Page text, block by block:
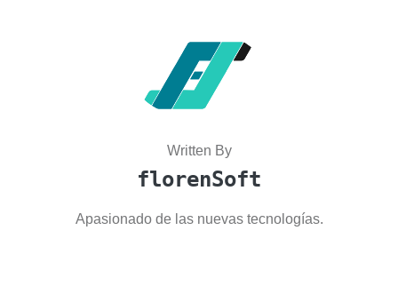
Written By
florenSoft
Apasionado de las nuevas tecnologías.